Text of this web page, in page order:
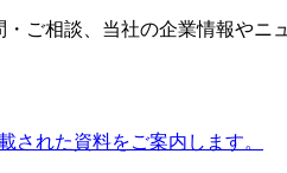
ご相談、当社の企業情報やニ
された資料をご案内します。